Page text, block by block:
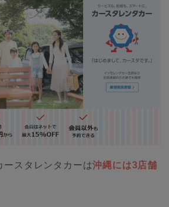
ースタレンタカーは沖縄には3店舗